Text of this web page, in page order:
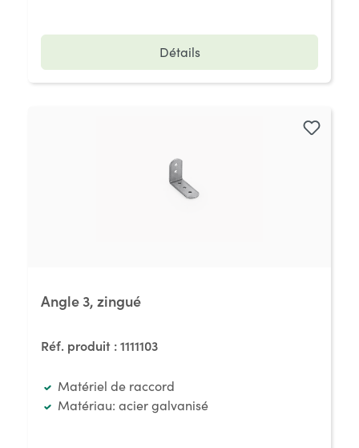
Détails
Angle 3, zingué
Réf. produit :1111103
Matériel de raccord
Matériau: acier galvanisé